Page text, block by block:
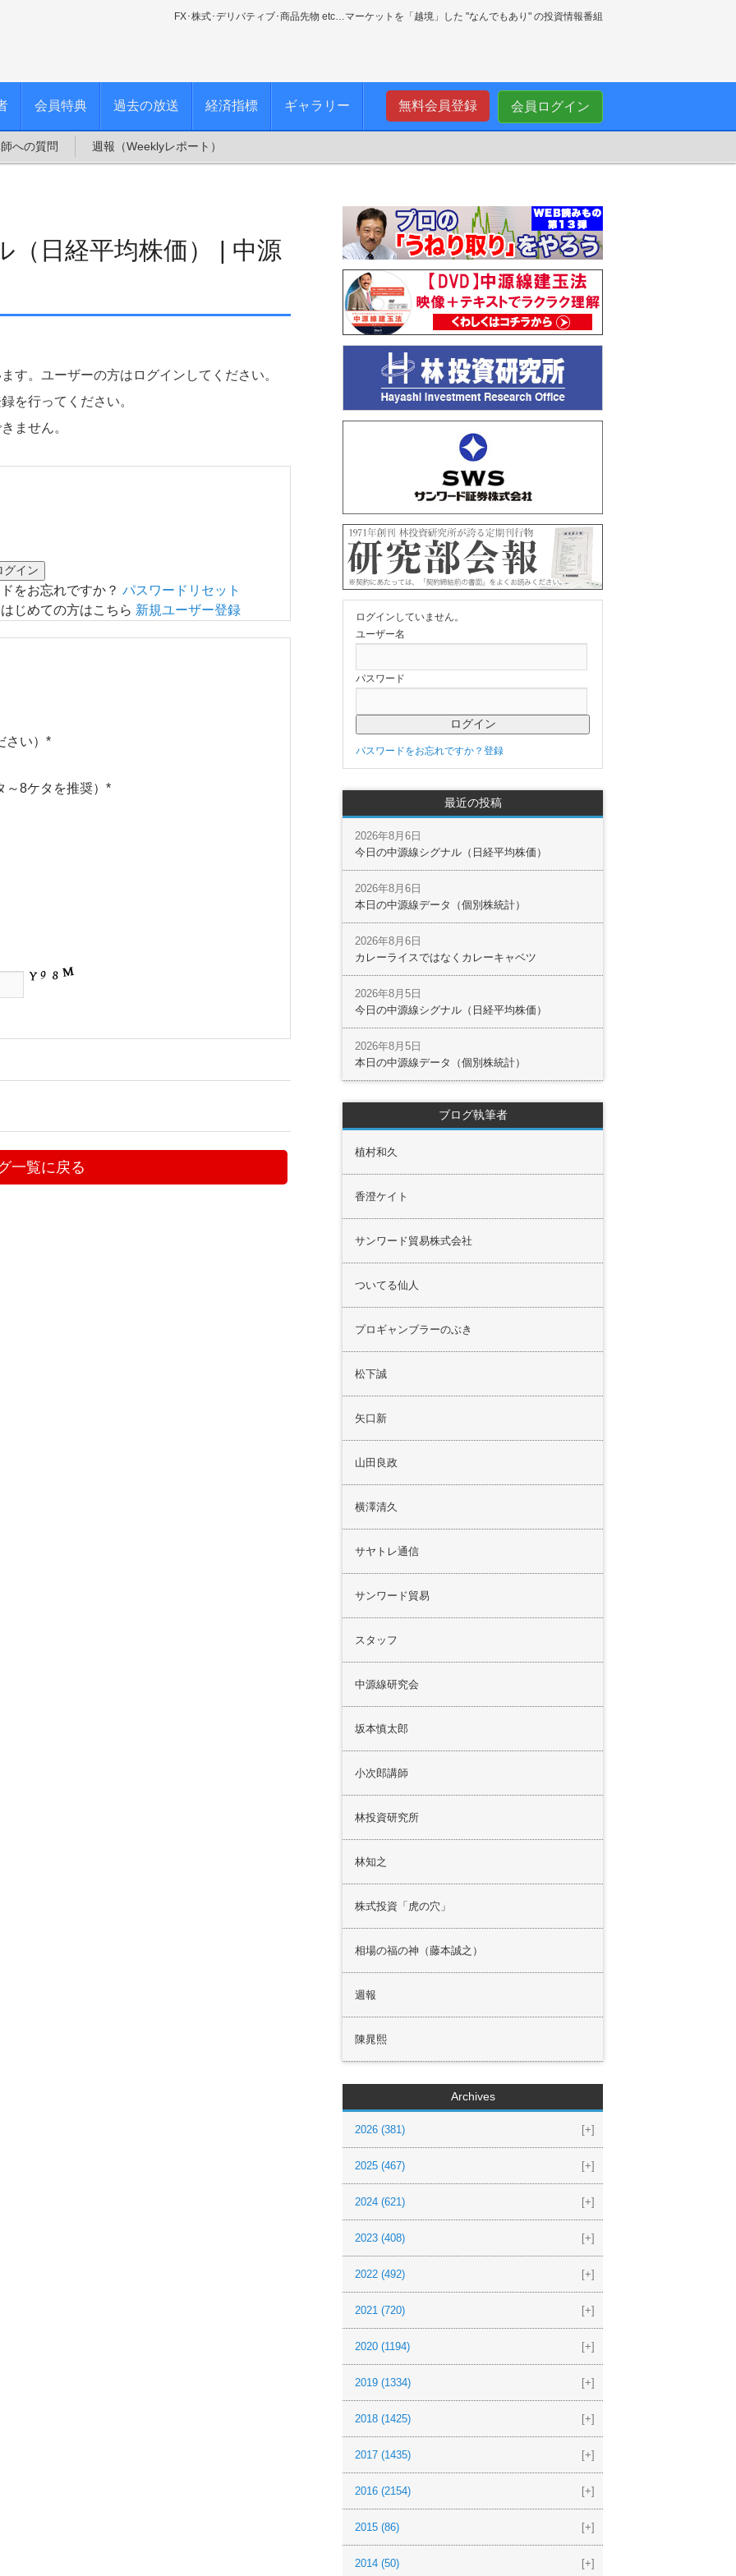
FX･株式･デリバティブ･商品先物 etc…マーケットを「越境」した "なんでもあり" の投資情報番組
会員ログイン
無料会員登録
会員特典 過去の放送 経済指標 ギャラリー
への質問 週報（Weeklyレポート）
（日経平均株価） | 中源
す。ユーザーの方はログインしてください。
を行ってください。
ません。
をお忘れですか？ パスワードリセット
はじめての方はこちら 新規ユーザー登録
い） *
8ケタを推奨） *
一覧に戻る
ログインしていません。
ユーザー名
パスワード
パスワードをお忘れですか？ 登録
最近の投稿
今日の中源線シグナル（日経平均株価）
2026年8月6日
本日の中源線データ（個別株統計）
2026年8月6日
カレーライスではなくカレーキャベツ
2026年8月6日
今日の中源線シグナル（日経平均株価）
2026年8月5日
本日の中源線データ（個別株統計）
2026年8月5日
ブログ執筆者
植村和久
香澄ケイト
サンワード貿易株式会社
ついてる仙人
プロギャンブラーのぶき
松下誠
矢口新
山田良政
横澤清久
サヤトレ通信
サンワード貿易
スタッフ
中源線研究会
坂本慎太郎
小次郎講師
林投資研究所
林知之
株式投資「虎の穴」
相場の福の神（藤本誠之）
週報
陳晁熙
Archives
[+]
2026 (381)
[+]
2025 (467)
[+]
2024 (621)
[+]
2023 (408)
[+]
2022 (492)
[+]
2021 (720)
[+]
2020 (1194)
[+]
2019 (1334)
[+]
2018 (1425)
[+]
2017 (1435)
[+]
2016 (2154)
[+]
2015 (86)
[+]
2014 (50)